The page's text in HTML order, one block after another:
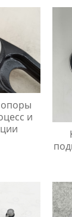
опоры
и